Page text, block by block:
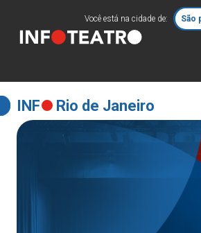
Você está na cidade de: São
INF Rio de Janeiro